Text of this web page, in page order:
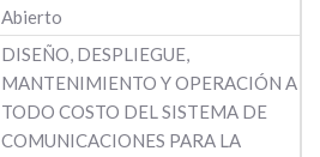
Abierto
DISEÑO, DESPLIEGUE,
MANTENIMIENTO Y OPERACIÓN A
TODO COSTO DEL SISTEMA DE
COMUNICACIONES PARA LA